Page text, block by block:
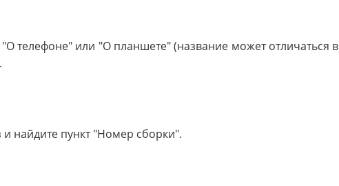
телефоне" или "О планшете" (название может отличаться в
и найдите пункт "Номер сборки".